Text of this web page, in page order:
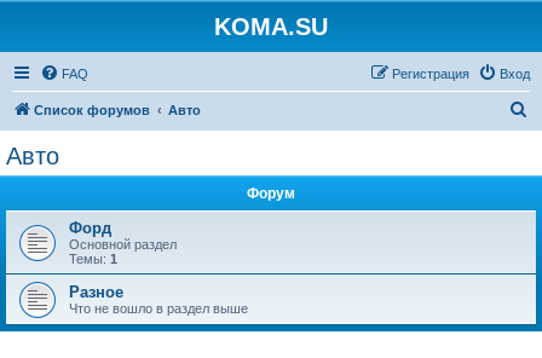
KOMA.SU
FAQ Вход
Регистрация
Список форумов Авто
Авто
Форум
Форд
Основной раздел
Темы: 1
Разное
Что не вошло в раздел выше